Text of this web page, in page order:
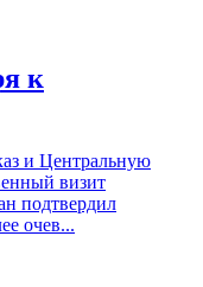
к
и Центральную
визит
подтвердил
очев...